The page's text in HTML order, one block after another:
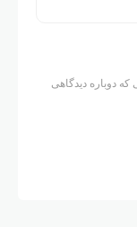
دوباره دیدگاهی